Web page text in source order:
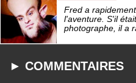
Fred a
l'aventure. S'il
photographe, il a
► COMMENTAIRES